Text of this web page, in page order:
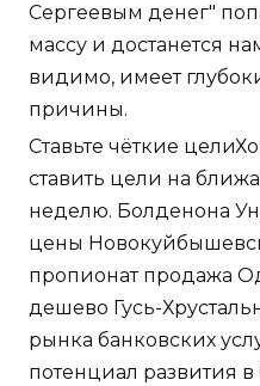
Сергеевым денег"
массу и достанется
видимо, имеет
причины.
Ставьте чёткие
ставить цели на
неделю. Болденона
цены
пропионат продажа
дешево Гусь-
рынка банковских
потенциал развития